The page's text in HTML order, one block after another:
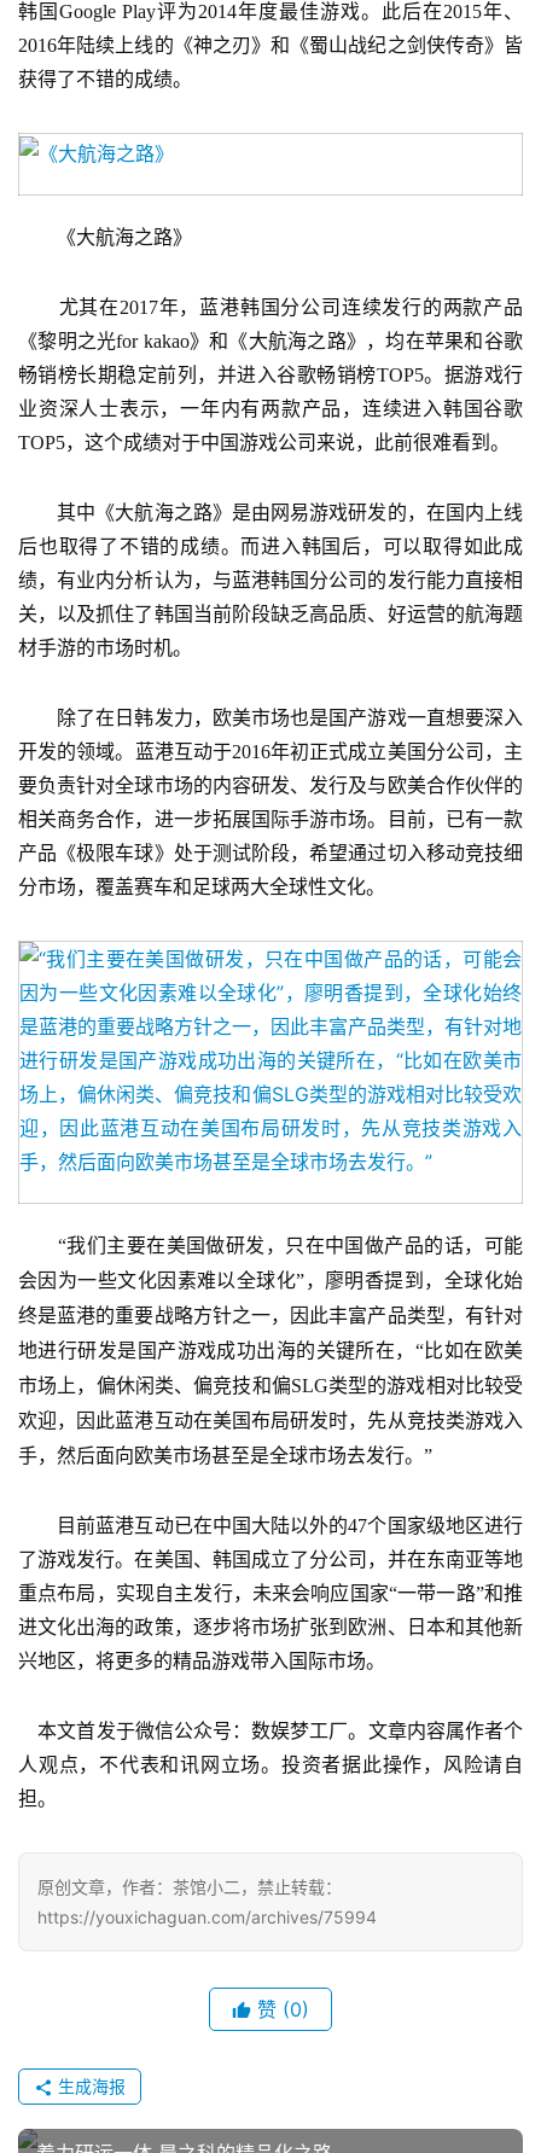
韩国Google Play评为2014年度最佳游戏。此后在2015年、
2016年陆续上线的《神之刃》和《蜀山战纪之剑侠传奇》皆
获得了不错的成绩。
《大航海之路》
尤其在2017年，蓝港韩国分公司连续发行的两款产品
《黎明之光for kakao》和《大航海之路》，均在苹果和谷歌
畅销榜长期稳定前列，并进入谷歌畅销榜TOP5。据游戏行
业资深人士表示，一年内有两款产品，连续进入韩国谷歌
TOP5，这个成绩对于中国游戏公司来说，此前很难看到。
其中《大航海之路》是由网易游戏研发的，在国内上线
后也取得了不错的成绩。而进入韩国后，可以取得如此成
绩，有业内分析认为，与蓝港韩国分公司的发行能力直接相
关，以及抓住了韩国当前阶段缺乏高品质、好运营的航海题
材手游的市场时机。
除了在日韩发力，欧美市场也是国产游戏一直想要深入
开发的领域。蓝港互动于2016年初正式成立美国分公司，主
要负责针对全球市场的内容研发、发行及与欧美合作伙伴的
相关商务合作，进一步拓展国际手游市场。目前，已有一款
产品《极限车球》处于测试阶段，希望通过切入移动竞技细
分市场，覆盖赛车和足球两大全球性文化。
“我们主要在美国做研发，只在中国做产品的话，可能
会因为一些文化因素难以全球化”，廖明香提到，全球化始
终是蓝港的重要战略方针之一，因此丰富产品类型，有针对
地进行研发是国产游戏成功出海的关键所在，“比如在欧美
市场上，偏休闲类、偏竞技和偏SLG类型的游戏相对比较受
欢迎，因此蓝港互动在美国布局研发时，先从竞技类游戏入
手，然后面向欧美市场甚至是全球市场去发行。”
目前蓝港互动已在中国大陆以外的47个国家级地区进行
了游戏发行。在美国、韩国成立了分公司，并在东南亚等地
重点布局，实现自主发行，未来会响应国家“一带一路”和推
进文化出海的政策，逐步将市场扩张到欧洲、日本和其他新
兴地区，将更多的精品游戏带入国际市场。
本文首发于微信公众号：数娱梦工厂。文章内容属作者个
人观点，不代表和讯网立场。投资者据此操作，风险请自
担。
原创文章，作者：茶馆小二，禁止转载：
https://youxichaguan.com/archives/75994
赞 (0)
生成海报